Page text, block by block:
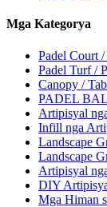
Mga Kategorya
Padel Court
Padel Turf /
Canopy /
PADEL
Artipisyal
Infill nga
Landscape
Landscape
Artipisyal
DIY
Mga Himan